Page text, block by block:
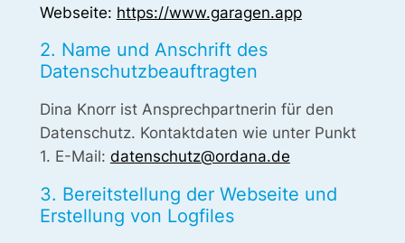
Webseite: https://www.garagen.app
2. Name und Anschrift des
Datenschutzbeauftragten
Dina Knorr ist Ansprechpartnerin für den
Datenschutz. Kontaktdaten wie unter Punkt
1. E-Mail: datenschutz@ordana.de
3. Bereitstellung der Webseite und
Erstellung von Logfiles